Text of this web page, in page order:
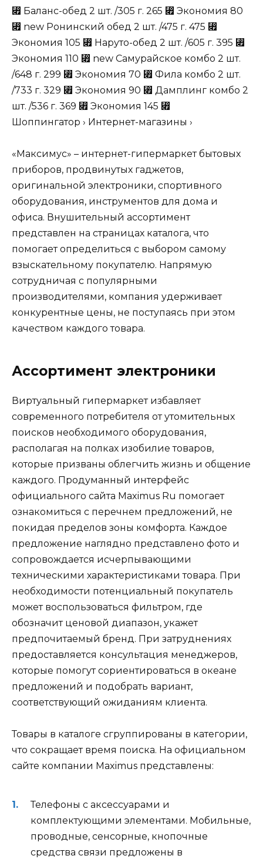
⃏ Баланс-обед 2 шт. /305 г. 265 ⃏ Экономия 80
⃏ new Ронинский обед 2 шт. /475 г. 475 ⃏
Экономия 105 ⃏ Наруто-обед 2 шт. /605 г. 395 ⃏
Экономия 110 ⃏ new Самурайское комбо 2 шт.
/648 г. 299 ⃏ Экономия 70 ⃏ Фила комбо 2 шт.
/733 г. 329 ⃏ Экономия 90 ⃏ Дамплинг комбо 2
шт. /536 г. 369 ⃏ Экономия 145 ⃏
Шоппингатор › Интернет-магазины ›
«Максимус» – интернет-гипермаркет бытовых
приборов, продвинутых гаджетов,
оригинальной электроники, спортивного
оборудования, инструментов для дома и
офиса. Внушительный ассортимент
представлен на страницах каталога, что
помогает определиться с выбором самому
взыскательному покупателю. Напрямую
сотрудничая с популярными
производителями, компания удерживает
конкурентные цены, не поступаясь при этом
качеством каждого товара.
Ассортимент электроники
Виртуальный гипермаркет избавляет
современного потребителя от утомительных
поисков необходимого оборудования,
располагая на полках изобилие товаров,
которые призваны облегчить жизнь и общение
каждого. Продуманный интерфейс
официального сайта Maximus Ru помогает
ознакомиться с перечнем предложений, не
покидая пределов зоны комфорта. Каждое
предложение наглядно представлено фото и
сопровождается исчерпывающими
техническими характеристиками товара. При
необходимости потенциальный покупатель
может воспользоваться фильтром, где
обозначит ценовой диапазон, укажет
предпочитаемый бренд. При затруднениях
предоставляется консультация менеджеров,
которые помогут сориентироваться в океане
предложений и подобрать вариант,
соответствующий ожиданиям клиента.
Товары в каталоге сгруппированы в категории,
что сокращает время поиска. На официальном
сайте компании Maximus представлены:
Телефоны с аксессуарами и
комплектующими элементами. Мобильные,
проводные, сенсорные, кнопочные
средства связи предложены в